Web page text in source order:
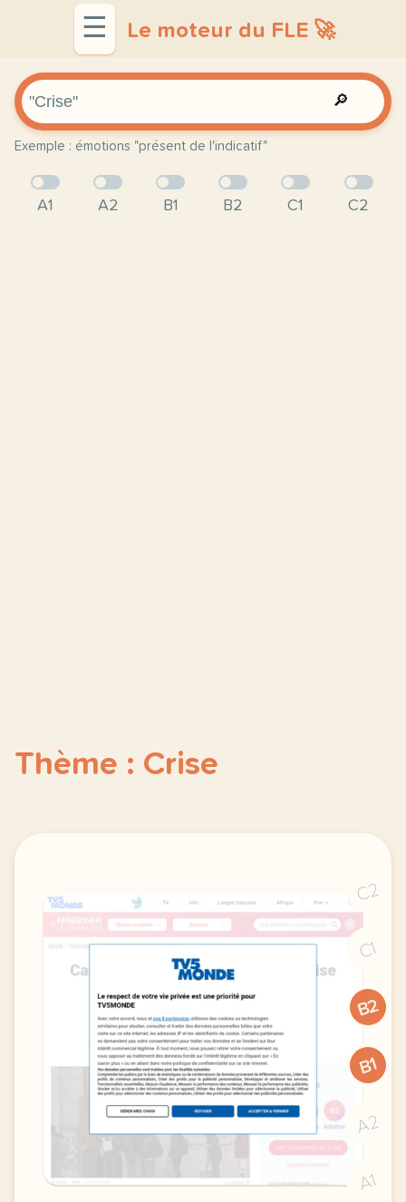
☰ Le moteur du FLE 🚀
🔎
Exemple : émotions "présent de l'indicatif"
A1 A2 B1 B2 C1 C2
Thème : Crise
C2
C1
B2
B1
A2
A1